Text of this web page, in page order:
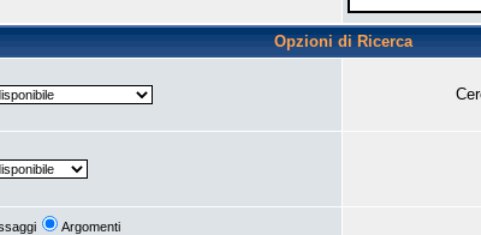
Opzioni di Ricerca
Argomenti